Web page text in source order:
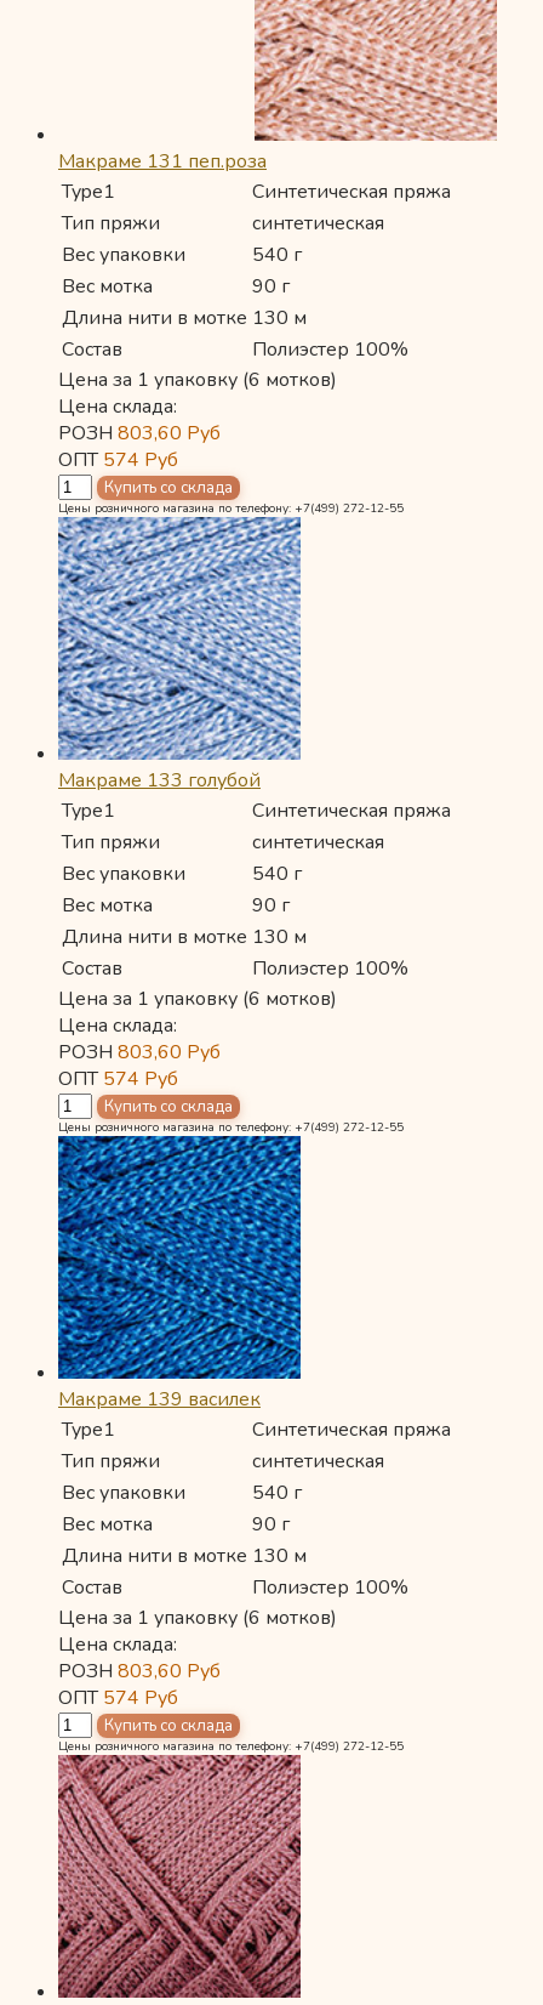
Макраме 131 пеп.роза
Type1
Синтетическая пряжа
Тип пряжи
синтетическая
Вес упаковки
540 г
Вес мотка
90 г
Длина нити в мотке 130 м
Состав
Полиэстер 100%
Цена за 1 упаковку (6 мотков)
Цена склада:
РОЗН 803,60 Руб
ОПТ574 Руб
Цены розничного магазина по телефону: +7(499) 272-12-55
Макраме 133 голубой
Type1
Синтетическая пряжа
Тип пряжи
синтетическая
Вес упаковки
540 г
Вес мотка
90 г
Длина нити в мотке 130 м
Состав
Полиэстер 100%
Цена за 1 упаковку (6 мотков)
Цена склада:
РОЗН 803,60 Руб
ОПТ574 Руб
Цены розничного магазина по телефону: +7(499) 272-12-55
Макраме 139 василек
Type1
Синтетическая пряжа
Тип пряжи
синтетическая
Вес упаковки
540 г
Вес мотка
90 г
Длина нити в мотке 130 м
Состав
Полиэстер 100%
Цена за 1 упаковку (6 мотков)
Цена склада:
РОЗН 803,60 Руб
ОПТ574 Руб
Цены розничного магазина по телефону: +7(499) 272-12-55